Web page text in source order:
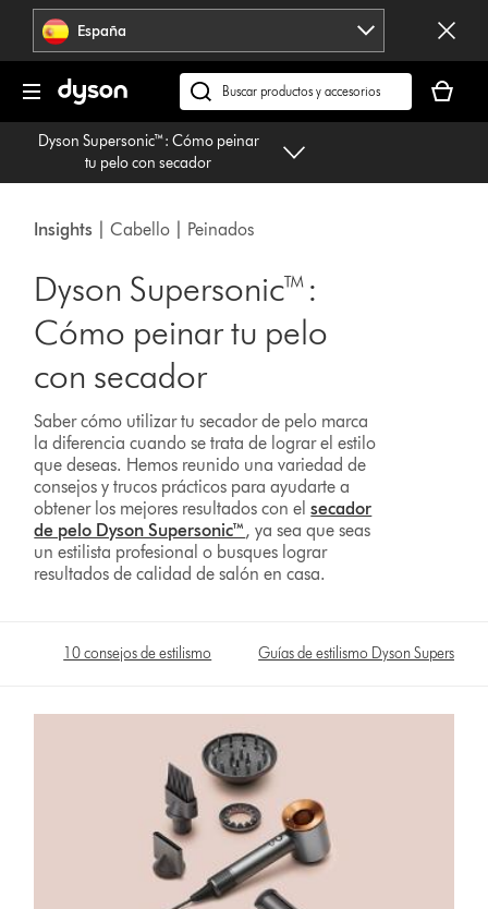
Omitir
navegación España
Buscar
en
dyson.es
cesta
está
Dyson Supersonic™: Cómo peinar
tu pelo con secador
Insights | Cabello | Peinados
Dyson Supersonic™:
Cómo peinar tu pelo
con secador
Saber cómo utilizar tu secador de pelo marca
la diferencia cuando se trata de lograr el estilo
que deseas. Hemos reunido una variedad de
consejos y trucos prácticos para ayudarte a
obtener los mejores resultados con elsecador
de pelo Dyson Supersonic™, ya sea que seas
un estilista profesional o busques lograr
resultados de calidad de salón en casa.
10 consejos de estilismo Guías de estilismo Dyson